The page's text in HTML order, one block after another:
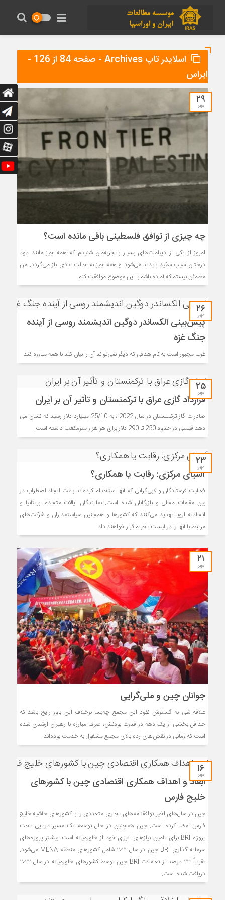
اسلایدر تاپ Archives - صفحه 84 از 126 -
ایراس
۲۹
مهر
چه چیزی از توافق فلسطینی باقی مانده است؟
امروز از یکی از دیپلمات‌‌های بسیار باتجربه‌مان شنیدم که همه چیز مانند دود
درختان سیب سفید ناپدید‌ می‌شود و همه چیز به حالت عادی باز‌ می‌گردد. من
مطمئن نیستم که آماده باشم با این موضوع موافقت کنم.
۲۶
مهر
پیش‌بینی الکساندر دوگین اندیشمند روسی از آینده
جنگ غزه
غرب مجبور است به نام هدفی که دیگر نمی‌تواند آن را بیان کند با همه مبارزه کند
۲۵
مهر
قرارداد گازی عراق با ترکمنستان و تأثیر آن بر ایران
صادرات گاز ترکمنستان در سال 2022 ، به 25/10 میلیارد دلار رسید که نشان می
دهد قیمتی در حدود 250 تا 290 دلار برای هر هزار مترمکعب داشته است.
۲۳
مهر
آسیای مرکزی: رقابت یا همکاری؟
فعالیت فرستادگان و لابی‌گرانی که آنها استخدام کرده‌اند باعث ایجاد اضطراب در
بین مقامات محلی و بازرگانان شده است. نمایندگان ایالات متحده، بریتانیا و
اتحادیه اروپا تهدید‌ می‌کنند که کشورها و همچنین سیاستمداران و شرکت‌های
مرتبط با آنها را در لیست تحریم قرار خواهند داد.
۲۱
مهر
جوانان چین و ملی‌گرایی
علاقه شی به گسترش نفوذ این مجمع چه‌بسا برخلاف این باور رایج باشد که
حداقل بخشی از یک دهه در قدرت بودنش، صرف مبارزه با رهبران ارشدی شده
است که زمانی در نقش‌های رده بالای مجمع مشغول به خدمت بوده‌اند.
۱۶
مهر
ابعاد و اهداف همکاری اقتصادی چین با کشورهای
خلیج فارس
چین در سال‌های اخیر توافقنامه‌های تجاری متعددی را با کشورهای حاشیه خلیج
فارس امضا کرده است. چین همچنین در حال توسعه یک مسیر دریایی تحت
پروژه BRI برای تامین نیازهای انرژی خود از خاورمیانه است. بیشتر پروژه‌های
سرمایه گذاری BRI چین در سال ۲۰۲۱ شامل کشورهای منطقه MENA می‌شود.
تقریباً ۲۳ درصد از تعاملات BRI چین توسط کشورهای خاورمیانه در سال ۲۰۲۲
دریافت شده است.